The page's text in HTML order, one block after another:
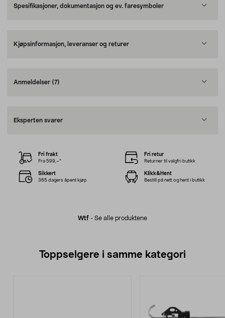
Spesifikasjoner, dokumentasjon og ev. faresymboler
Kjøpsinformasjon, leveranser og returer
Anmeldelser (7)
Eksperten svarer
Wtf - Se alle produktene
Fri frakt
Fra 599,–*
Fri retur
Returner til valgfri butikk
Sikkert
365 dagers åpent kjøp
Klikk&Hent
Bestill på nett og hent i butikk
Toppselgere i samme kategori